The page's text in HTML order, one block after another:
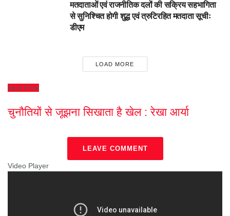
मतदाताओं एवं राजनीतिक दलों की सक्रिय सहभागिता
से सुनिश्चित होगी शुद्ध एवं त्रुटिरहित मतदाता सूचीः
डीएम
LOAD MORE
Next Post
चुनौतियों से जूझना सिखाता है खेल : रेखा आर्या
LEAVE COMMENT
Video Player